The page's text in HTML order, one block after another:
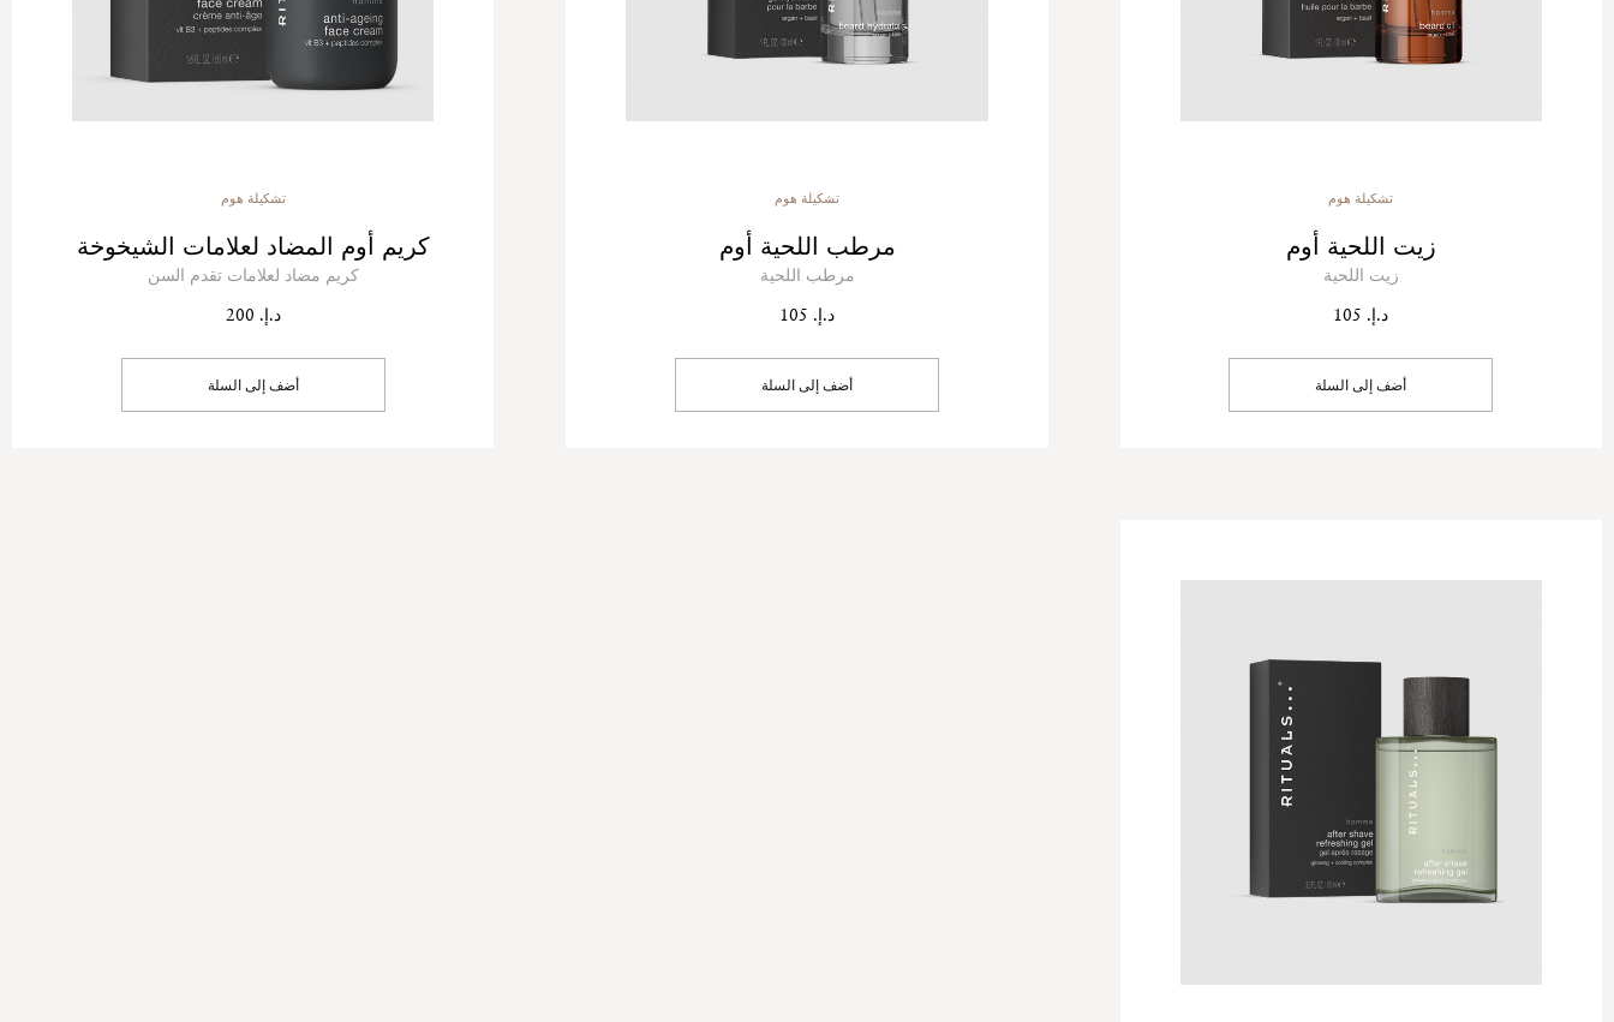
تشكيلة هوم
زيت اللحية أوم
زيت اللحية
د.إ. 105
أضف إلى السلة
تشكيلة هوم
مرطب اللحية أوم
مرطب اللحية
د.إ. 105
أضف إلى السلة
تشكيلة هوم
كريم أوم المضاد لعلامات الشيخوخة
كريم مضاد لعلامات تقدم السن
د.إ. 200
أضف إلى السلة